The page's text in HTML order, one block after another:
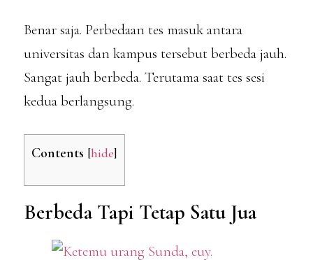
Benar saja. Perbedaan tes masuk antara
universitas dan kampus tersebut berbeda jauh.
Sangat jauh berbeda. Terutama saat tes sesi
kedua berlangsung.
Contents [hide]
Berbeda Tapi Tetap Satu Jua